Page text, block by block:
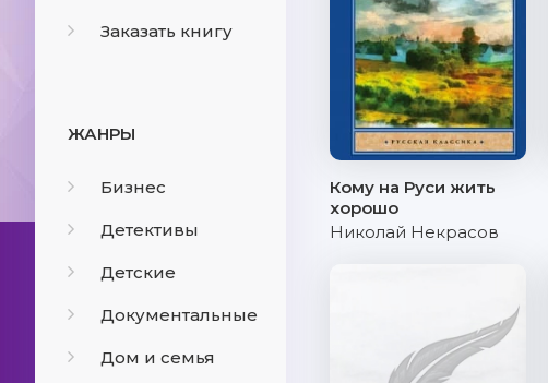
Заказать книгу
ЖАНРЫ
Бизнес
Детективы
Детские
Документальные
Дом и семья
Кому на Руси жить
хорошо
Николай Некрасов